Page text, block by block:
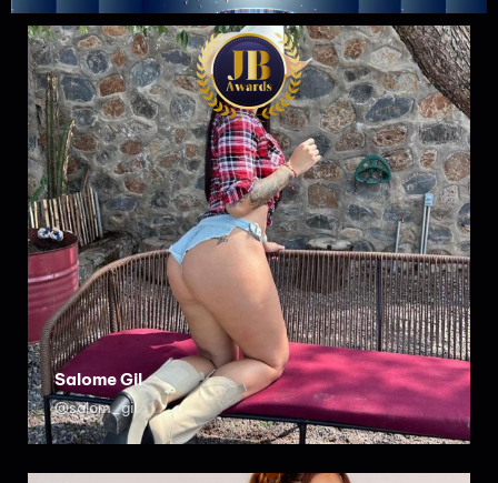
Salome Gil
@salom_gil